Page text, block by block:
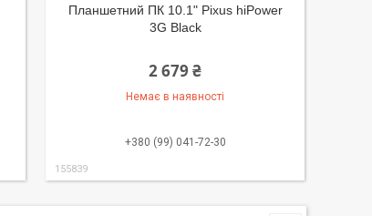
Планшетний ПК 10.1" Pixus hiPower
3G Black
2 679 ₴
Немає в наявності
+380 (99) 041-72-30
155839